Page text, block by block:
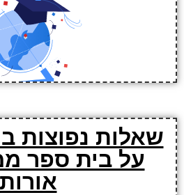
שאלות נפוצות
על בית ספר
אורות